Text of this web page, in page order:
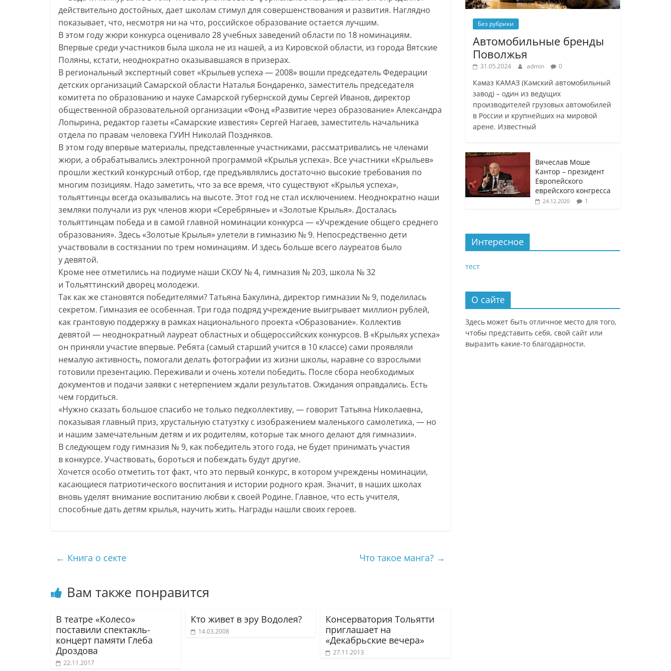
действительно достойных, дает школам стимул для совершенствования и развития. Наглядно
показывает, что, несмотря ни на что, российское образование остается лучшим.
В этом году жюри конкурса оценивало 28 учебных заведений области по 18 номинациям.
Впервые среди участников была школа не из нашей, а из Кировской области, из города Вятские
Поляны, кстати, неоднократно оказывавшаяся в призерах.
В региональный экспертный совет «Крыльев успеха — 2008» вошли председатель Федерации
детских организаций Самарской области Наталья Бондаренко, заместитель председателя
комитета по образованию и науке Самарской губернской думы Сергей Иванов, директор
общественной образовательной организации «Фонд «Развитие через образование» Александра
Лопырина, редактор газеты «Самарские известия» Сергей Нагаев, заместитель начальника
отдела по правам человека ГУИН Николай Поздняков.
В этом году впервые материалы, представленные участниками, рассматривались не членами
жюри, а обрабатывались электронной программой «Крылья успеха». Все участники «Крыльев»
прошли жесткий конкурсный отбор, где предъявлялись достаточно высокие требования по
многим позициям. Надо заметить, что за все время, что существуют «Крылья успеха»,
тольяттинцы всегда оказывались на высоте. Этот год не стал исключением. Неоднократно наши
земляки получали из рук членов жюри «Серебряные» и «Золотые Крылья». Досталась
тольяттинцам победа и в самой главной номинации конкурса — «Учреждение общего среднего
образования». Здесь «Золотые Крылья» улетели в гимназию № 9. Непосредственно дети
участвовали в состязании по трем номинациям. И здесь больше всего лауреатов было
у девятой.
Кроме нее отметились на подиуме наши СКОУ № 4, гимназия № 203, школа № 32
и Тольяттинский дворец молодежи.
Так как же становятся победителями? Татьяна Бакулина, директор гимназии № 9, поделилась
секретом. Гимназия ее особенная. Три года подряд учреждение выигрывает миллион рублей,
как грантовую поддержку в рамках национального проекта «Образование». Коллектив
девятой — неоднократный лауреат областных и общероссийских конкурсов. В «Крыльях успеха»
он приняли участие впервые. Ребята (самый старший учится в 10 классе) сами проявляли
немалую активность, помогали делать фотографии из жизни школы, наравне со взрослыми
готовили презентацию. Переживали и очень хотели победить. После сбора необходимых
документов и подачи заявки с нетерпением ждали результатов. Ожидания оправдались. Есть
чем гордиться.
«Нужно сказать большое спасибо не только педколлективу, — говорит Татьяна Николаевна,
показывая главный приз, хрустальную статуэтку с изображением маленького самолетика, — но
и нашим замечательным детям и их родителям, которые так много делают для гимназии».
В следующем году гимназия № 9, как победитель этого года, не будет принимать участия
в конкурсе. Участвовать, бороться и побеждать будут другие.
Хочется особо отметить тот факт, что это первый конкурс, в котором учреждены номинации,
касающиеся патриотического воспитания и истории родного края. Значит, в наших школах
вновь уделят внимание воспитанию любви к своей Родине. Главное, что есть учителя,
способные дать детям крылья, научить жить. Награды нашли своих героев.
← Книга о секте Что такое манга? →
Вам также понравится
В театре «Колесо»
поставили спектакль-
концерт памяти Глеба
Дроздова
22.11.2017
Кто живет в эру Водолея?
14.03.2008
Консерватория Тольятти
приглашает на
«Декабрьские вечера»
27.11.2013
Без рубрики
Автомобильные бренды
Поволжья
31.05.2024 admin 0
Камаз КАМАЗ (Камский автомобильный
завод) – один из ведущих
производителей грузовых автомобилей
в России и крупнейших на мировой
арене. Известный
Вячеслав Моше
Кантор – президент
Европейского
еврейского конгресса
24.12.2020 1
Интересное
тест
О сайте
Здесь может быть отличное место для того,
чтобы представить себя, свой сайт или
выразить какие-то благодарности.